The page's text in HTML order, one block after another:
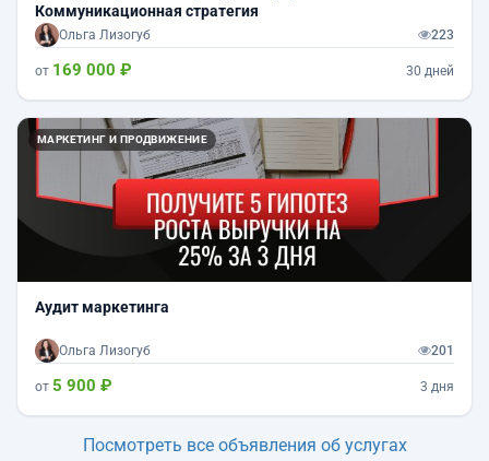
Коммуникационная стратегия
Ольга Лизогуб 223
от 169 000 ₽ 30 дней
МАРКЕТИНГ И ПРОДВИЖЕНИЕ
Аудит маркетинга
Ольга Лизогуб 201
от 5 900 ₽ 3 дня
Посмотреть все объявления об услугах